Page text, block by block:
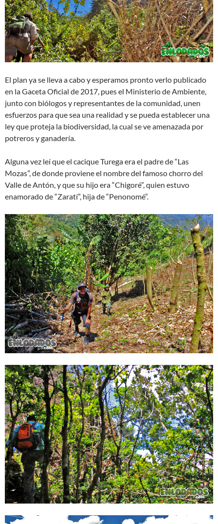
El plan ya se lleva a cabo y esperamos pronto verlo publicado
en la Gaceta Oficial de 2017, pues el Ministerio de Ambiente,
junto con biólogos y representantes de la comunidad, unen
esfuerzos para que sea una realidad y se pueda establecer una
ley que proteja la biodiversidad, la cual se ve amenazada por
potreros y ganadería.
Alguna vez leí que el cacique Turega era el padre de “Las
Mozas”, de donde proviene el nombre del famoso chorro del
Valle de Antón, y que su hijo era “Chigoré”, quien estuvo
enamorado de “Zaratí”, hija de “Penonomé”.